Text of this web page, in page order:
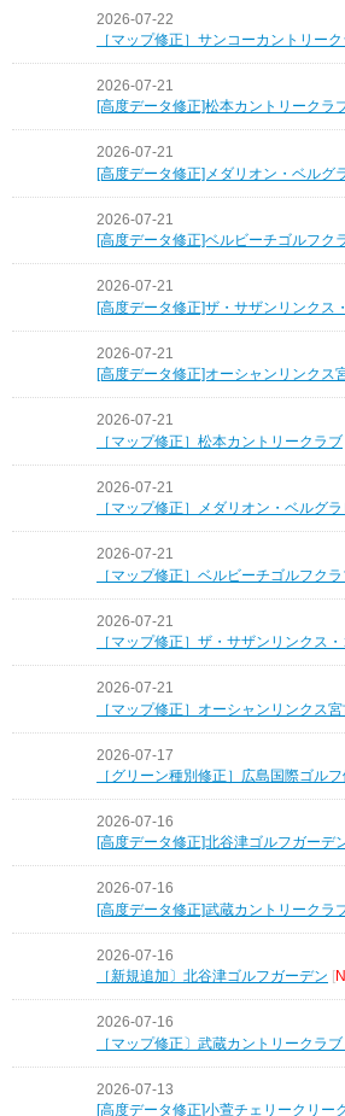
2026-07-22
［マップ修正］サンコーカントリー
2026-07-21
[高度データ修正]松本カントリークラ
2026-07-21
[高度データ修正]メダリオン・ベルグ
2026-07-21
[高度データ修正]ベルビーチゴルフク
2026-07-21
[高度データ修正]ザ・サザンリンクス
2026-07-21
[高度データ修正]オーシャンリンクス
2026-07-21
［マップ修正］松本カントリークラブ
2026-07-21
［マップ修正］メダリオン・ベルグ
2026-07-21
［マップ修正］ベルビーチゴルフク
2026-07-21
［マップ修正］ザ・サザンリンクス
2026-07-21
［マップ修正］オーシャンリンクス宮
2026-07-17
［グリーン種別修正］広島国際ゴル
2026-07-16
[高度データ修正]北谷津ゴルフガーデ
2026-07-16
[高度データ修正]武蔵カントリーク
2026-07-16
［新規追加〕北谷津ゴルフガーデン
2026-07-16
［マップ修正〕武蔵カントリークラ
2026-07-13
[高度データ修正]小萱チェリークリー